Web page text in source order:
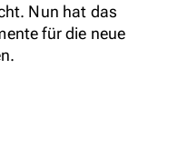
Nun hat das
für die neue